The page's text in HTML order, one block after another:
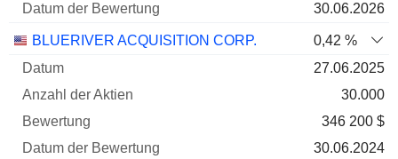
30.06.2026
BLUERIVER ACQUISITION CORP.
0,42 %
27.06.2025
30.000
346 200 $
30.06.2024